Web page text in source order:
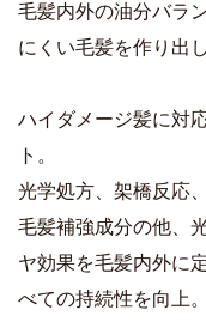
毛髪内外の油分バラ
にくい毛髪を作り出
ハイダメージ髪に対
ト。
光学処方、架橋反応
毛髪補強成分の他、
ヤ効果を毛髪内外に
べての持続性を向上。